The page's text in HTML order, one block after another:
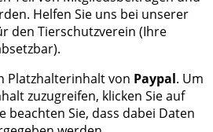
Helfen Sie uns bei unserer
den Tierschutzverein (Ihre
Platzhalterinhalt von Paypal. Um
zuzugreifen, klicken Sie auf
beachten Sie, dass dabei Daten